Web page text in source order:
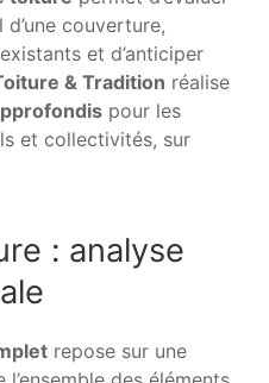
couverture,
et d’anticiper
& Tradition réalise
pour les
et collectivités, sur
: analyse
repose sur une